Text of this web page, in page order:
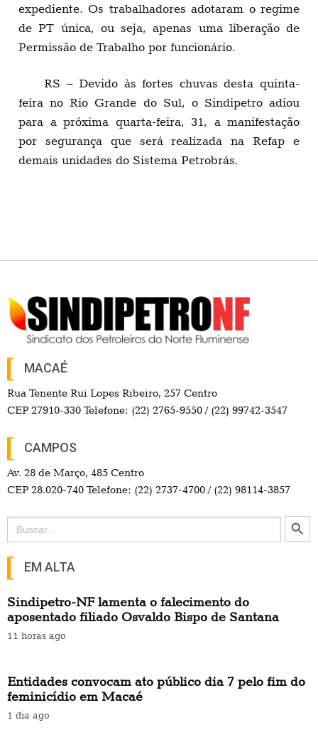
expediente. Os trabalhadores adotaram o regime
de PT única, ou seja, apenas uma liberação de
Permissão de Trabalho por funcionário.
RS – Devido às fortes chuvas desta quinta-
feira no Rio Grande do Sul, o Sindipetro adiou
para a próxima quarta-feira, 31, a manifestação
por segurança que será realizada na Refap e
demais unidades do Sistema Petrobrás.
MACAÉ
Rua Tenente Rui Lopes Ribeiro, 257 Centro
CEP 27910-330 Telefone: (22) 2765-9550 / (22) 99742-3547
CAMPOS
Av. 28 de Março, 485 Centro
CEP 28.020-740 Telefone: (22) 2737-4700 / (22) 98114-3857
Search
for:
Search Button
EM ALTA
Sindipetro-NF lamenta o falecimento do
aposentado filiado Osvaldo Bispo de Santana
11 horas ago
Entidades convocam ato público dia 7 pelo fim do
feminicídio em Macaé
1 dia ago